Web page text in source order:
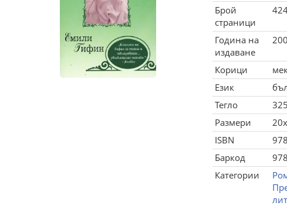
Брой
страници
Година на
издаване
Корици
Език
Тегло
Размери
ISBN
Баркод
Категории